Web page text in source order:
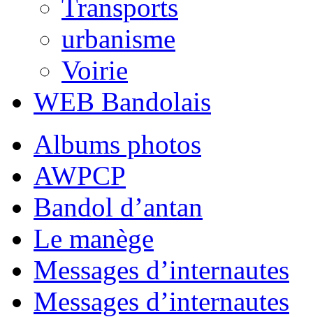
Transports
urbanisme
Voirie
WEB Bandolais
Albums photos
AWPCP
Bandol d’antan
Le manège
Messages d’internautes
Messages d’internautes